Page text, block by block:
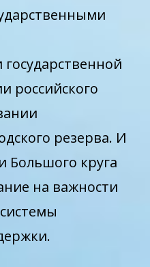
российского
резерва. И
Большого круга
на важности